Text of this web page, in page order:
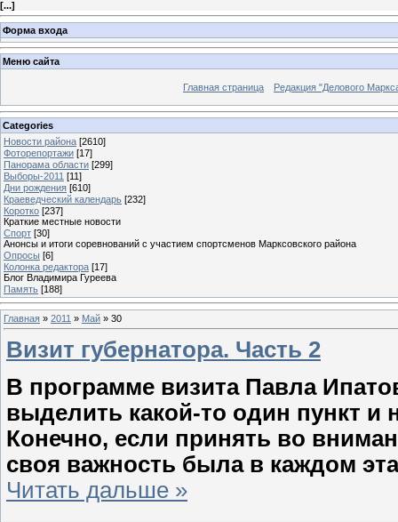
[...]
Форма входа
Меню сайта
Главная страница Редакция "Делового
Categories
Новости района [2610]
Фоторепортажи [17]
Панорама области [299]
Выборы-2011 [11]
Дни рождения [610]
Краеведческий календарь [232]
Коротко [237]
Краткие местные новости
Спорт [30]
Анонсы и итоги соревнований с участием спортсменов Марксовского района
Опросы [6]
Колонка редактора [17]
Блог Владимира Гуреева
Память [188]
Главная » 2011 » Май » 30
Визит губернатора. Часть 2
В программе визита Павла
выделить какой-то один пункт и
Конечно, если принять во
своя важность была в каждом
Читать дальше »